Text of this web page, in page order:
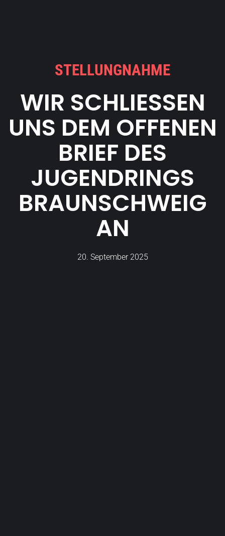
STELLUNGNAHME
WIR SCHLIESSEN U
NS DEM OFFENEN B
RIEF DES J
UGENDRINGS B
RAUNSCHWEIG A
N
20. September 2025